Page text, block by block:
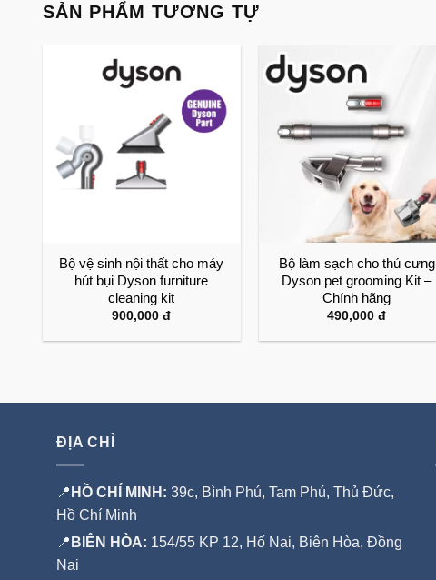
SẢN PHẨM TƯƠNG TỰ
Bộ vệ sinh nội thất cho máy
hút bụi Dyson furniture
cleaning kit
900,000đ
Bộ làm sạch cho thú cưng
Dyson pet grooming Kit –
Chính hãng
490,000đ
ĐỊA CHỈ
📍 HỒ CHÍ MINH: 39c, Bình Phú, Tam Phú, Thủ Đức,
Hồ Chí Minh
📍 BIÊN HÒA: 154/55 KP 12, Hố Nai, Biên Hòa, Đồng
Nai